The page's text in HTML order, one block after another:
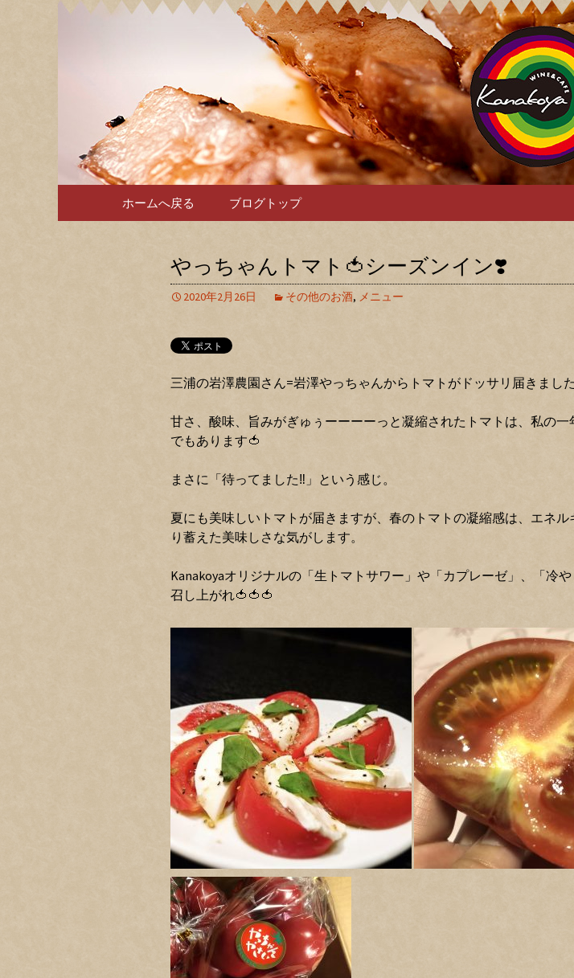
Kanakoya カナコ
カナコヤよりお知らせ
コンテンツへ移動
ホームへ戻る ブログトップ
やっちゃんトマト🍅シーズンイン❣️
2020年2月26日 その他のお酒, メニュー
三浦の岩澤農園さん=岩澤やっちゃんからトマトがドッサリ届きまし
甘さ、酸味、旨みがぎゅぅーーーーっと凝縮されたトマトは、私の一
でもあります🍅
まさに「待ってました‼️」という感じ。
夏にも美味しいトマトが届きますが、春のトマトの凝縮感は、エネル
り蓄えた美味しさな気がします。
Kanakoyaオリジナルの「生トマトサワー」や「カプレーゼ」、「冷
召し上がれ🍅🍅🍅